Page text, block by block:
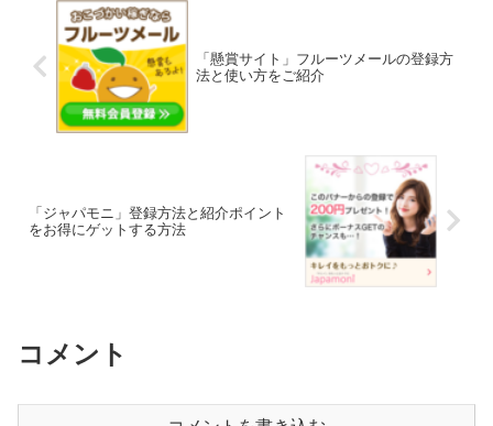
「懸賞サイト」フルーツメールの登録方
法と使い方をご紹介
「ジャパモニ」登録方法と紹介ポイント
をお得にゲットする方法
コメント